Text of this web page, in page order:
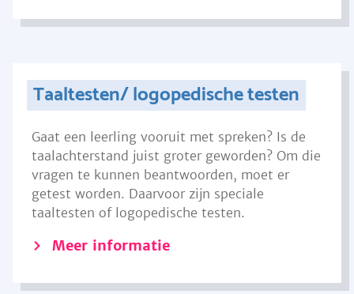
Taaltesten/ logopedische testen
Gaat een leerling vooruit met spreken? Is de
taalachterstand juist groter geworden? Om die
vragen te kunnen beantwoorden, moet er
getest worden. Daarvoor zijn speciale
taaltesten of logopedische testen.
Meer informatie